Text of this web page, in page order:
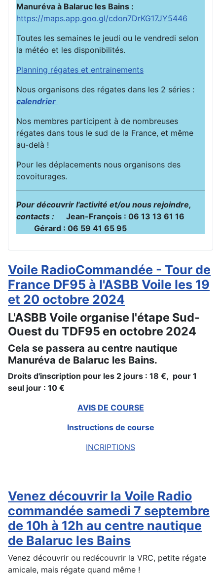
Manuréva à Balaruc les Bains :
https://maps.app.goo.gl/cdon7DrKG17JY5446
Toutes les semaines le jeudi ou le vendredi selon
la météo et les disponibilités.
Planning régates et entrainements
Nous organisons des régates dans les 2 séries :
calendrier
Nos membres participent à de nombreuses
régates dans tous le sud de la France, et même
au-delà !
Pour les déplacements nous organisons des
covoiturages.
Pour découvrir l'activité et/ou nous rejoindre,
contacts :
Jean-François : 06 13 13 61 16
Gérard : 06 59 41 65 95
Voile RadioCommandée - Tour de
France DF95 à l'ASBB Voile les 19
et 20 octobre 2024
L'ASBB Voile organise l'étape Sud-
Ouest du TDF95 en octobre 2024
Cela se passera au centre nautique
Manuréva de Balaruc les Bains.
Droits d'inscription pour les 2 jours : 18 €, pour 1
seul jour : 10 €
AVIS DE COURSE
Instructions de course
INCRIPTIONS
Venez découvrir la Voile Radio
commandée samedi 7 septembre
de 10h à 12h au centre nautique
de Balaruc les Bains
Venez découvrir ou redécouvrir la VRC, petite régate
amicale, mais régate quand même !